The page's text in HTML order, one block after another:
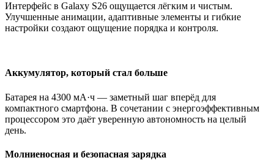
Интерфейс в Galaxy S26 ощущается лёгким и чистым.
Улучшенные анимации, адаптивные элементы и гибкие
настройки создают ощущение порядка и контроля.
Аккумулятор, который стал больше
Батарея на 4300 мА·ч — заметный шаг вперёд для
компактного смартфона. В сочетании с энергоэффективным
процессором это даёт уверенную автономность на целый
день.
Молниеносная и безопасная зарядка